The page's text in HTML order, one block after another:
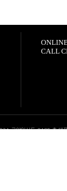
CALL
고양일산동-0495 호 대